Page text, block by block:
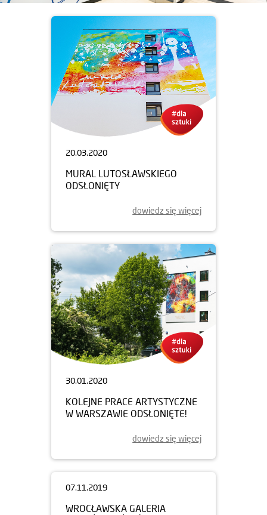
20.03.2020
MURAL LUTOSŁAWSKIEGO
ODSŁONIĘTY
dowiedz się więcej
30.01.2020
KOLEJNE PRACE ARTYSTYCZNE
W WARSZAWIE ODSŁONIĘTE!
dowiedz się więcej